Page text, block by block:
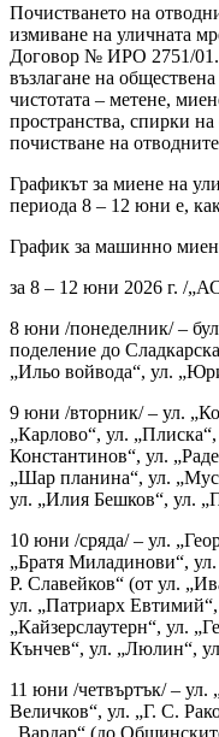
Почистването на
измиване на уличната
Договор № ИРО 2751/
възлагане на
чистотата – метене,
пространства, спирки
почистване на
Графикът за миене на
периода 8 – 12 юни е,
График за машинно
за 8 – 12 юни 2026 г. /
8 юни /понеделник/ –
поделение до
„Ильо войвода“, ул.
9 юни /вторник/ – ул.
„Карлово“, ул.
Константинов“, ул.
„Шар планина“, ул.
ул. „Илия Бешков“, ул.
10 юни /сряда/ – ул.
„Братя Миладинови“,
Р. Славейков“ (от ул.
ул. „Патриарх Евтимий“,
„Кайзерслаутерн“, ул.
Кънчев“, ул. „Люлин“,
11 юни /четвъртък/ – ул.
Величков“, ул. „Г. С.
„Вардар“ (до